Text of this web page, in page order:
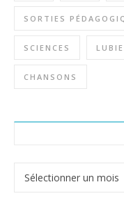
SORTIES
SCIENCES
CHANSONS